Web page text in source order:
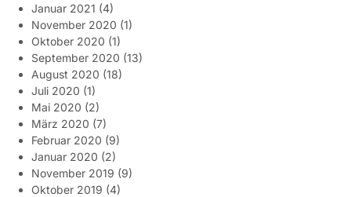
Januar 2021 (4)
November 2020 (1)
Oktober 2020 (1)
September 2020 (13)
August 2020 (18)
Juli 2020 (1)
Mai 2020 (2)
März 2020 (7)
Februar 2020 (9)
Januar 2020 (2)
November 2019 (9)
Oktober 2019 (4)